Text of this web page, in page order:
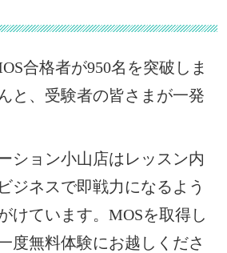
合格者が950名を突破しま
と、受験者の皆さまが一発
ション小山店はレッスン内
ジネスで即戦力になるよう
けています。MOSを取得し
度無料体験にお越しくださ